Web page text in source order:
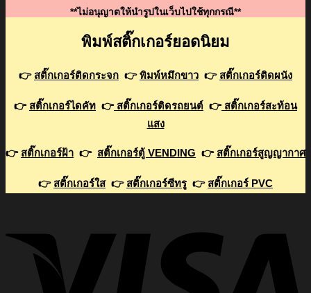
**ไม่อนุญาตให้นำรูปในเว็บไปใช้ทุกกรณี**
พิมพ์สติ๊กเกอร์ยอดนิยม
👉 สติ๊กเกอร์ติดกระจก 👉พิมพ์หมึกขาว 👉 สติ๊กเกอร์ติดผนัง
👉 สติ๊กเกอร์ไดคัท 👉สติ๊กเกอร์ติดรถยนต์ 👉สติ๊กเกอร์สะท้อน
แสง
👉 สติ๊กเกอร์ฝ้า 👉 สติ๊กเกอร์ตู้ VENDING 👉 สติ๊กเกอร์สูญญากาศ
👉 สติ๊กเกอร์ใส👉 สติ๊กเกอร์ซีทรู 👉 สติ๊กเกอร์ PVC